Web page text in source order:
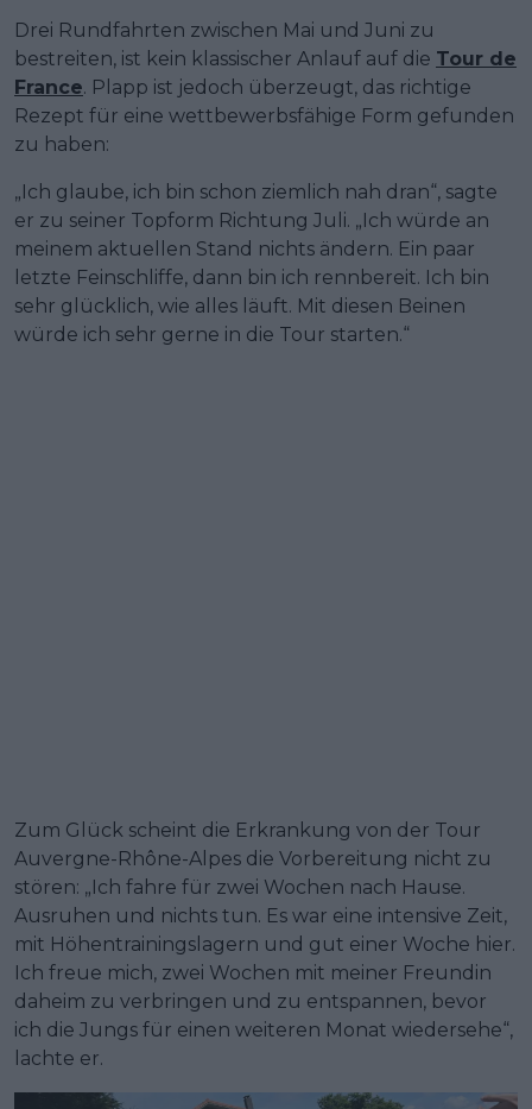
Drei Rundfahrten zwischen Mai und Juni zu
bestreiten, ist kein klassischer Anlauf auf die Tour de
France. Plapp ist jedoch überzeugt, das richtige
Rezept für eine wettbewerbsfähige Form gefunden
zu haben:
„Ich glaube, ich bin schon ziemlich nah dran“, sagte
er zu seiner Topform Richtung Juli. „Ich würde an
meinem aktuellen Stand nichts ändern. Ein paar
letzte Feinschliffe, dann bin ich rennbereit. Ich bin
sehr glücklich, wie alles läuft. Mit diesen Beinen
würde ich sehr gerne in die Tour starten.“
Zum Glück scheint die Erkrankung von der Tour
Auvergne-Rhône-Alpes die Vorbereitung nicht zu
stören: „Ich fahre für zwei Wochen nach Hause.
Ausruhen und nichts tun. Es war eine intensive Zeit,
mit Höhentrainingslagern und gut einer Woche hier.
Ich freue mich, zwei Wochen mit meiner Freundin
daheim zu verbringen und zu entspannen, bevor
ich die Jungs für einen weiteren Monat wiedersehe“,
lachte er.